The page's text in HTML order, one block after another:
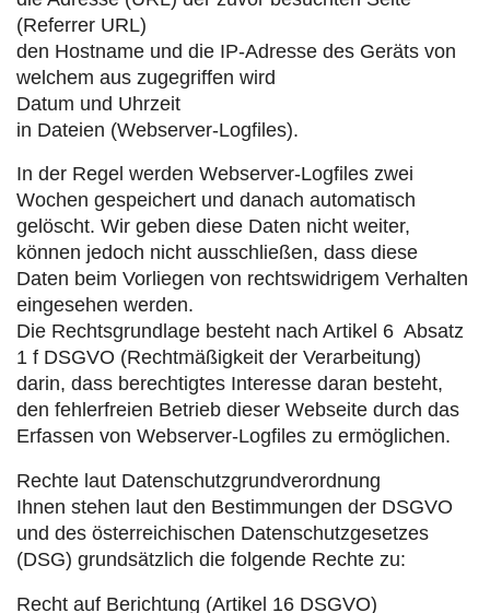
(Referrer URL)
den Hostname und die IP-Adresse des Geräts von
welchem aus zugegriffen wird
Datum und Uhrzeit
in Dateien (Webserver-Logfiles).
In der Regel werden Webserver-Logfiles zwei
Wochen gespeichert und danach automatisch
gelöscht. Wir geben diese Daten nicht weiter,
können jedoch nicht ausschließen, dass diese
Daten beim Vorliegen von rechtswidrigem Verhalten
eingesehen werden.
Die Rechtsgrundlage besteht nach Artikel 6 Absatz
1 f DSGVO (Rechtmäßigkeit der Verarbeitung)
darin, dass berechtigtes Interesse daran besteht,
den fehlerfreien Betrieb dieser Webseite durch das
Erfassen von Webserver-Logfiles zu ermöglichen.
Rechte laut Datenschutzgrundverordnung
Ihnen stehen laut den Bestimmungen der DSGVO
und des österreichischen Datenschutzgesetzes
(DSG) grundsätzlich die folgende Rechte zu:
Recht auf Berichtung (Artikel 16 DSGVO)